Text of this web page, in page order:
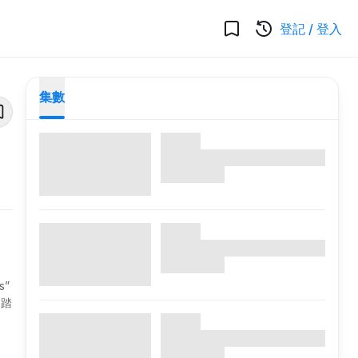
登記 / 登入
集數